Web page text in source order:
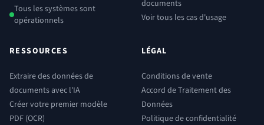
Tous les systèmes sont
opérationnels
documents
Voir tous les cas d'usage
RESSOURCES
Extraire des données de
documents avec l'IA
Créer votre premier modèle
PDF (OCR)
LÉGAL
Conditions de vente
Accord de Traitement des
Données
Politique de confidentialité